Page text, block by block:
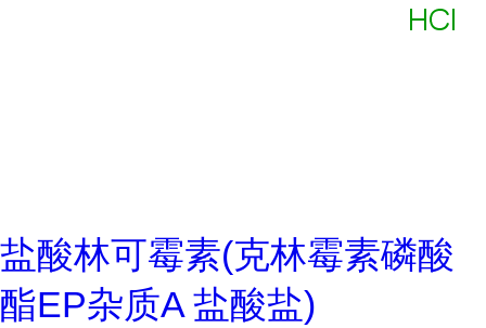
盐酸林可霉素(克林霉素磷酸
酯EP杂质A 盐酸盐)